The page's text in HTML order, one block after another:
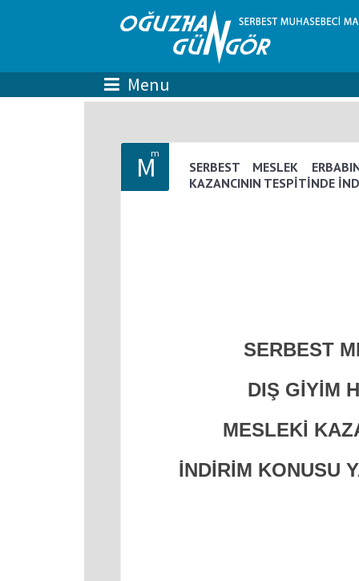
SERBEST MESLEK
KAZANCININ TESPİTİNDE
Mm
SERBEST
DIŞ GİYİM
MESLEKİ
İNDİRİM KONUSU